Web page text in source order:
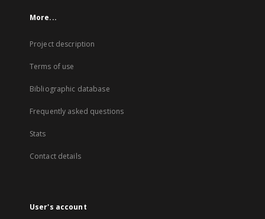
More...
Project description
Terms of use
Bibliographic database
Frequently asked questions
Stats
Contact details
User's account